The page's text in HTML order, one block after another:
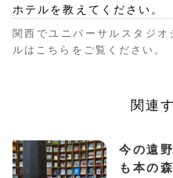
ホテルを教えてください。
関西でユニバーサルスタジ
ルはこちらをご覧ください。
関連
今の遠
も本の